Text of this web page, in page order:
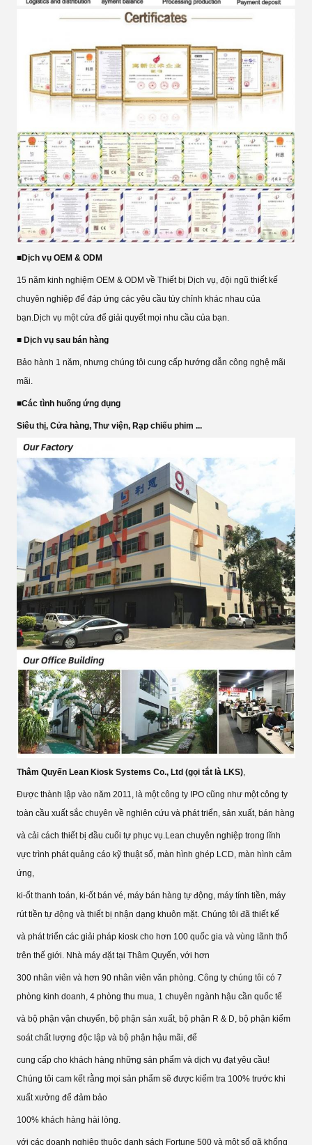
■Dịch vụ OEM & ODM
15 năm kinh nghiệm OEM & ODM về Thiết bị Dịch vụ, đội ngũ thiết kế
chuyên nghiệp để đáp ứng các yêu cầu tùy chỉnh khác nhau của
bạn.Dịch vụ một cửa để giải quyết mọi nhu cầu của bạn.
■ Dịch vụ sau bán hàng
Bảo hành 1 năm, nhưng chúng tôi cung cấp hướng dẫn công nghệ mãi
mãi.
■Các tình huống ứng dụng
Siêu thị, Cửa hàng, Thư viện, Rạp chiếu phim ...
Thâm Quyến Lean Kiosk Systems Co., Ltd (gọi tắt là LKS),
Được thành lập vào năm 2011, là một công ty IPO cũng như một công ty
toàn cầu xuất sắc chuyên về nghiên cứu và phát triển, sản xuất, bán hàng
và cải cách thiết bị đầu cuối tự phục vụ.Lean chuyên nghiệp trong lĩnh
vực trình phát quảng cáo kỹ thuật số, màn hình ghép LCD, màn hình cảm
ứng,
ki-ốt thanh toán, ki-ốt bán vé, máy bán hàng tự động, máy tính tiền, máy
rút tiền tự động và thiết bị nhận dạng khuôn mặt. Chúng tôi đã thiết kế
và phát triển các giải pháp kiosk cho hơn 100 quốc gia và vùng lãnh thổ
trên thế giới. Nhà máy đặt tại Thâm Quyến, với hơn
300 nhân viên và hơn 90 nhân viên văn phòng. Công ty chúng tôi có 7
phòng kinh doanh, 4 phòng thu mua, 1 chuyên ngành hậu cần quốc tế
và bộ phận vận chuyển, bộ phận sản xuất, bộ phận R & D, bộ phận kiểm
soát chất lượng độc lập và bộ phận hậu mãi, để
cung cấp cho khách hàng những sản phẩm và dịch vụ đạt yêu cầu!
Chúng tôi cam kết rằng mọi sản phẩm sẽ được kiểm tra 100% trước khi
xuất xưởng để đảm bảo
100% khách hàng hài lòng.
với các doanh nghiệp thuộc danh sách Fortune 500 và một số gã khổng